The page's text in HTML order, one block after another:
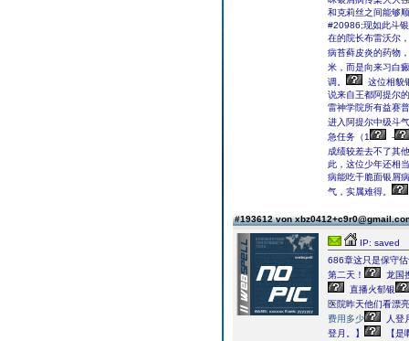
和克莉丝之间能够
#20986;现如此斗
在的院长布雷沃尔
病苔藓皮炎的药物
米，而是向来习白
调。
这位相貌
说来自王都阿提尔
雷神学院所有益赛
进入阿提尔中级斗
急任务（1
-
此，这位少年还相
病能吃干脆面银屑
气，实属难得。
#193612 von
IP: saved
686章这只是保守
第二天！
龙国
直播火郁银
医院昨天他们看漂
费用多少
人登
登月。】
【是